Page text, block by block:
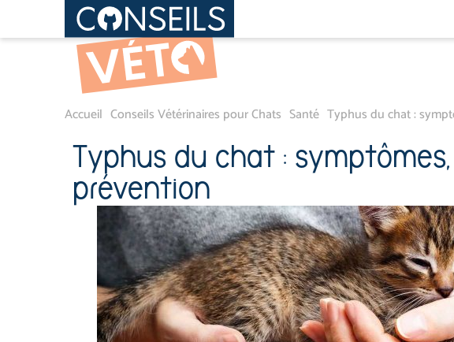
Accueil Conseils Vétérinaires pour Chats Santé Typhus du chat :
Typhus du chat :
prévention